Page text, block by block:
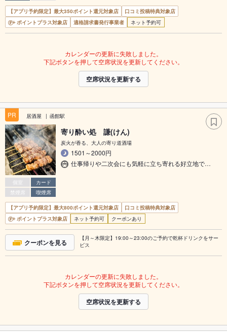
【アプリ予約限定】最大350ポイント還元対象店
口コミ投稿特典対象店
ポイントプラス対象店
適格請求書発行事業者 ネット予約可
カレンダーの更新に失敗しました。
下記ボタンを押して空席状況を更新してください。
空席状況を更新する
PR 居酒屋 函館駅
個室
カード
禁煙席
喫煙席
寄り酔い処 謙(けん)
炭火が香る、大人の寄り道酒場
1501～2000円
仕事帰りや二次会にも気軽に立ち寄れる好立地で…
【アプリ予約限定】最大800ポイント還元対象店
口コミ投稿特典対象店
ポイントプラス対象店
ネット予約可 クーポンあり
クーポンを見る
【月～木限定】19:00～23:00のご予約で乾杯ドリンクをサー
ビス
カレンダーの更新に失敗しました。
下記ボタンを押して空席状況を更新してください。
空席状況を更新する